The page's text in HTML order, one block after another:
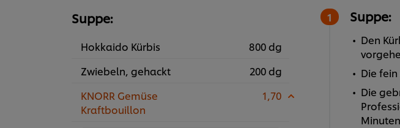
Suppe:
Hokkaido Kürbis
800 dg
Zwiebeln, gehackt
200 dg
KNORR Gemüse
Kraftbouillon
1,70
Suppe:
Den
Die
Die